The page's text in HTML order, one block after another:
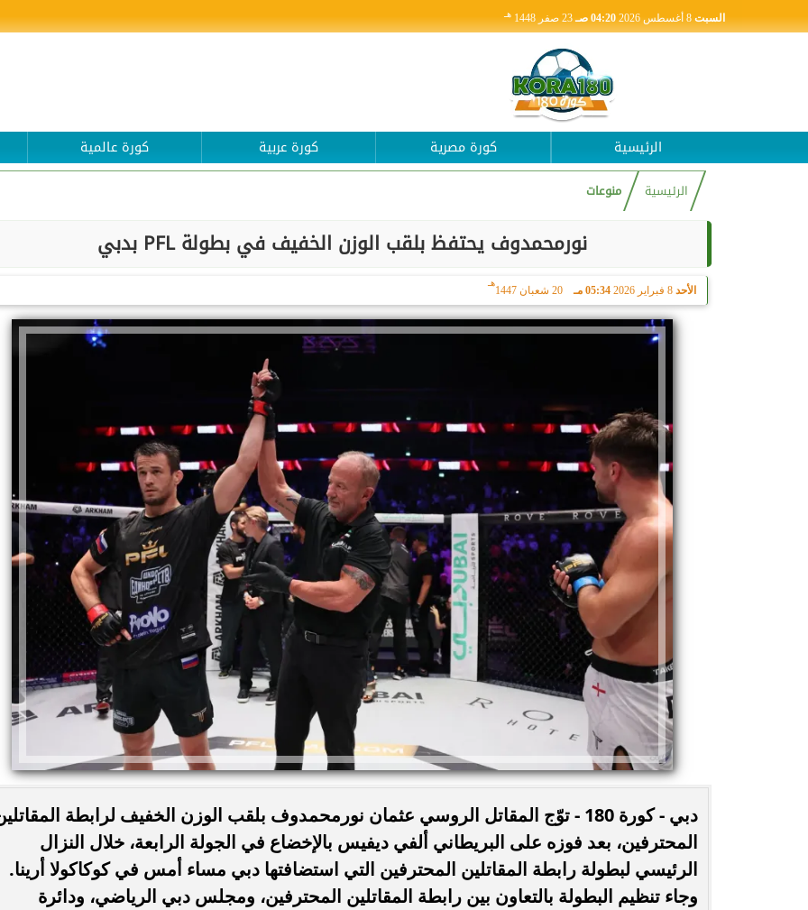
السبت 04:20 صـ 23 صفر 1448 هـ
الرئيسية كورة مصرية كورة عربية كورة عالمية
الرئيسية منوعات
نورمحمدوف يحتفظ بلقب الوزن الخفيف في بطولة PFL بدبي
الأحد 8 فبراير 2026 05:34 مـ 20 شعبان 1447
هـ
دبي - كورة 180 - توّج المقاتل الروسي عثمان نورمحمدوف بلقب الوزن الخفيف لرابطة
المحترفين، بعد فوزه على البريطاني ألفي ديفيس بالإخضاع في الجولة الرابعة، خلال النزال
الرئيسي لبطولة رابطة المقاتلين المحترفين التي استضافتها دبي مساء أمس في كوكاكولا أرينا.
وجاء تنظيم البطولة بالتعاون بين رابطة المقاتلين المحترفين، ومجلس دبي الرياضي، ودائرة
حُسنى شريفي العلوي تؤكد حضورها الفني
بأغنية ”أنا وحدة عادية”
انغام تختار جدة محطة اولى لتدشين
البومها
مصر تكتب التاريخ.. فريق “حلم” يفوز
بطولة Genuine Cup العالمية لكرة...